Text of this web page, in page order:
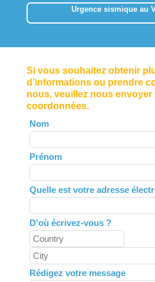
Urgence sismique au
Si vous souhaitez obtenir
d’informations ou prendre
nous, veuillez nous envoyer
coordonnées.
Leave
this
field
blank
Nom
Prénom
Quelle est votre adresse
D'où écrivez-vous ?
Rédigez votre message